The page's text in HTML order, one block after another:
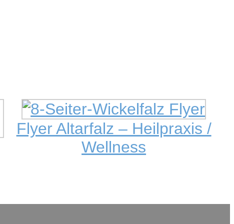
Flyer Altarfalz – Heilpraxis /
Wellness